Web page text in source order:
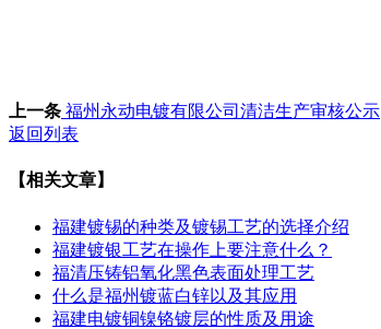
上一条 福州永动电镀有限公司清洁生产审核公示
返回列表
【相关文章】
福建镀锡的种类及镀锡工艺的选择介绍
福建镀银工艺在操作上要注意什么？
​福清压铸铝氧化黑色表面处理工艺
什么是福州镀蓝白锌以及其应用
福建电镀铜镍铬镀层的性质及用途